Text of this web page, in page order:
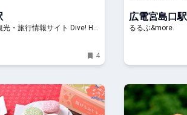
光・旅行情報サイト Dive! Hir
4
広電宮島口駅
るるぶ&more.